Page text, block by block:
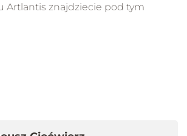
Artlantis znajdziecie pod tym